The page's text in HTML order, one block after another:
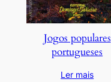
Jogos populares
portugueses
Ler mais